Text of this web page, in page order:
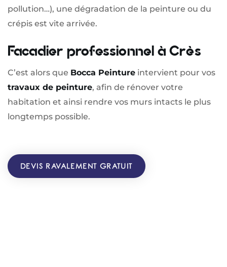
pollution…), une dégradation de la peinture ou du
crépis est vite arrivée.
Facadier professionnel à Crès
C’est alors que Bocca Peinture intervient pour vos
travaux de peinture, afin de rénover votre
habitation et ainsi rendre vos murs intacts le plus
longtemps possible.
DEVIS RAVALEMENT GRATUIT